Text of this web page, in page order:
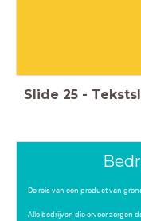
Slide 25 -
De reis van een product van
Alle bedrijven die ervoor zorgen